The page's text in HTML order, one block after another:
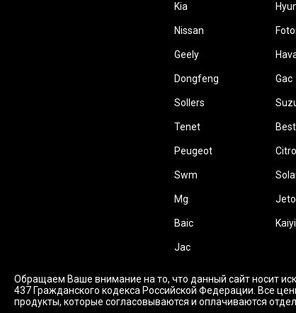
Kia
Nissan
Geely
Dongfeng Gac
Sollers
Tenet
Peugeot
Swm
Mg
Baic Kaiyi
Jac
Обращаем Ваше внимание на то, что данный сайт носит
437 Гражданского кодекса Российской Федерации. Все
продукты, которые согласовываются и оплачиваются